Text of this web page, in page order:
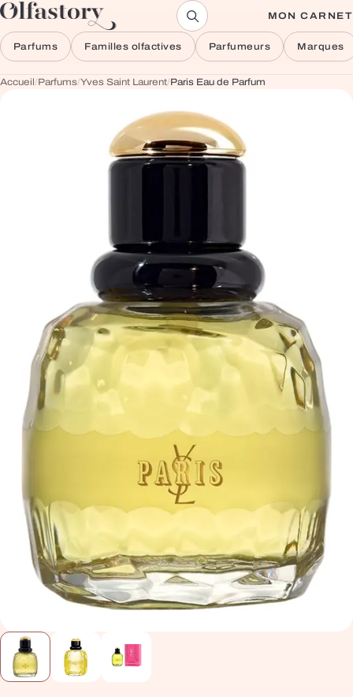
Aller au contenu MON CARNET
Parfums Familles olfactives Parfumeurs Marques
Accueil/Parfums/Yves Saint Laurent/Paris Eau de Parfum